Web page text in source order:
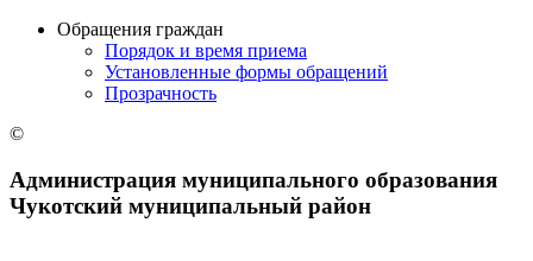
Обращения граждан
Порядок и время приема
Установленные формы обращений
Прозрачность
©
Администрация муниципального образования
Чукотский муниципальный район